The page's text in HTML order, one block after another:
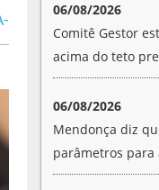
06/08/2026
Comitê Gestor
acima do teto
06/08/2026
Mendonça diz
parâmetros